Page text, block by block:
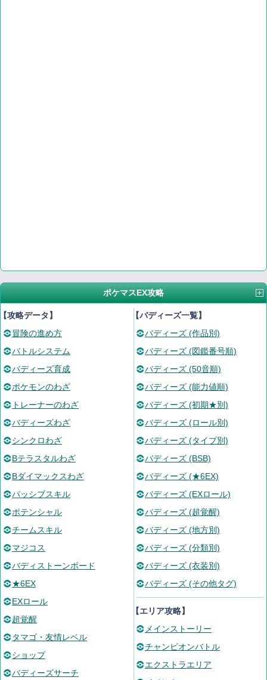
ポケマスEX攻略
攻略データ】
冒険の進め方
バトルシステム
バディーズ育成
ポケモンのわざ
トレーナーのわざ
バディーズわざ
シンクロわざ
Bテラスタルわざ
Bダイマックスわざ
パッシブスキル
ポテンシャル
チームスキル
マジコス
バディストーンボード
★6EX
EXロール
超覚醒
タマゴ・友情レベル
ショップ
バディーズサーチ
【バディーズ一覧】
バディーズ (作品別)
バディーズ (図鑑番号順)
バディーズ (50音順)
バディーズ (能力値順)
バディーズ (初期★別)
バディーズ (ロール別)
バディーズ (タイプ別)
バディーズ (BSB)
バディーズ (★6EX)
バディーズ (EXロール)
バディーズ (超覚醒)
バディーズ (地方別)
バディーズ (分類別)
バディーズ (衣装別)
バディーズ (その他タグ)
【エリア攻略】
メインストーリー
チャンピオンバトル
エクストラエリア